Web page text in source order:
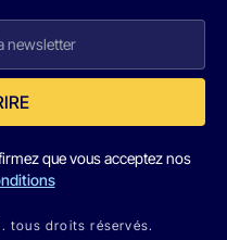
que vous acceptez nos
tous droits réservés.